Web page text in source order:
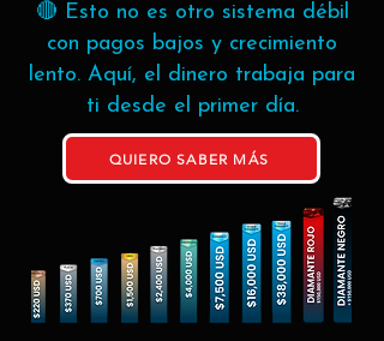
🔴 Esto no es otro sistema débil
con pagos bajos y crecimiento
lento. Aquí, el dinero trabaja para
ti desde el primer día.
QUIERO SABER MÁS